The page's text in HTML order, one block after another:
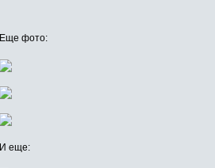
Еще фото:
И еще: